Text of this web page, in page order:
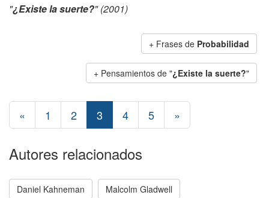
"¿Existe la suerte?" (2001)
+ Frases de Probabilidad
+ Pensamientos de "¿Existe la suerte?"
« 1 2 3 4 5 »
Autores relacionados
Daniel Kahneman Malcolm Gladwell